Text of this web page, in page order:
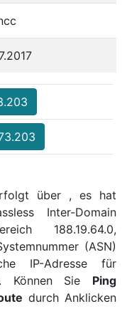
über , es hat
Inter-Domain
188.19.64.0,
(ASN)
IP-Adresse für
Können Sie Ping
durch Anklicken